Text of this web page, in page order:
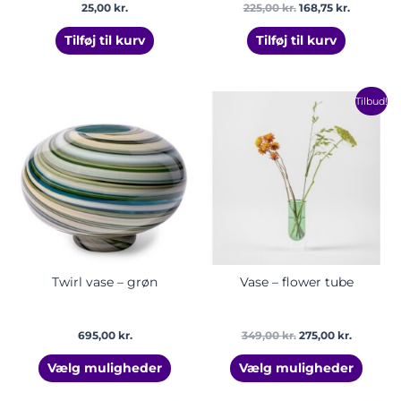
25,00 kr.
Tilføj til kurv
225,00kr. 168,75 kr.
Tilføj til kurv
Twirl vase – grøn
695,00 kr.
Vælg muligheder
flere
varianter.
Mulighederne
kan
Tilbud!
Vase – flower tube
349,00kr.
oprindelige
pris
var:
349,00 kr..
275,00 kr.
Den
aktuelle
er:
Vælg muligheder
Dette
vare